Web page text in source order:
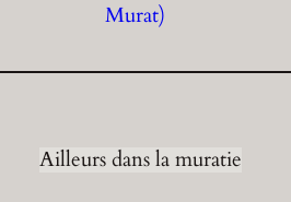
Murat)
Ailleurs dans la muratie